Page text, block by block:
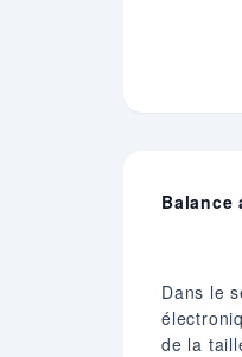
Dans le
de la